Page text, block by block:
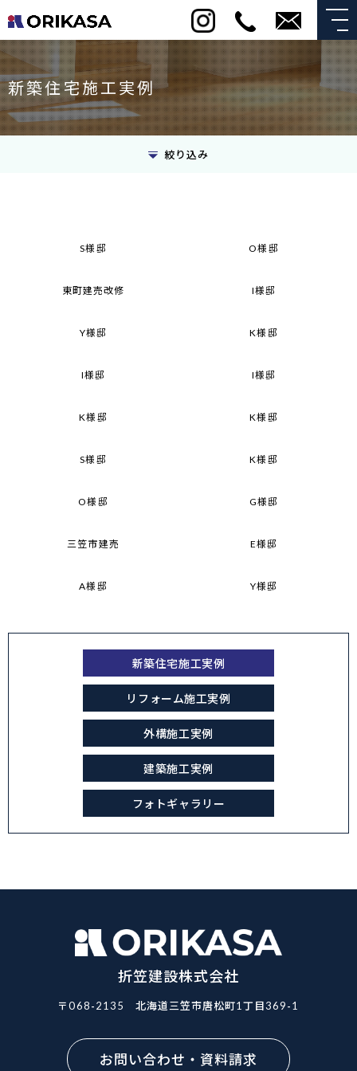
新築住宅施工実例
絞り込み
S様邸 O様邸
東町建売改修 I様邸
Y様邸 K様邸
I様邸 I様邸
K様邸 K様邸
S様邸 K様邸
O様邸 G様邸
三笠市建売 E様邸
A様邸 Y様邸
新築住宅施工実例
リフォーム施工実例
外構施工実例
建築施工実例
フォトギャラリー
折笠建設株式会社
〒068-2135 北海道三笠市唐松町1丁目369-1
お問い合わせ・資料請求